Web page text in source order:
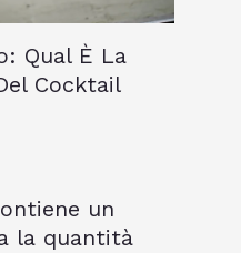
Qual È La
Cocktail
un
la quantità